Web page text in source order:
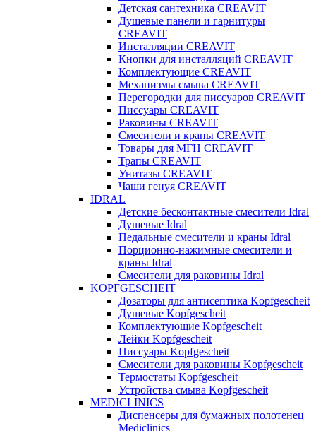
Детская сантехника CREAVIT
Душевые панели и гарнитуры
CREAVIT
Инсталляции CREAVIT
Кнопки для инсталляций CREAVIT
Комплектующие CREAVIT
Механизмы смыва CREAVIT
Перегородки для писсуаров CREAVIT
Писсуары CREAVIT
Раковины CREAVIT
Смесители и краны CREAVIT
Товары для МГН CREAVIT
Трапы CREAVIT
Унитазы CREAVIT
Чаши генуя CREAVIT
IDRAL
Детские бесконтактные смесители Idral
Душевые Idral
Педальные смесители и краны Idral
Порционно-нажимные смесители и
краны Idral
Смеcители для раковины Idral
KOPFGESCHEIT
Дозаторы для антисептика Kopfgescheit
Душевые Kopfgescheit
Комплектующие Kopfgescheit
Лейки Kopfgescheit
Писсуары Kopfgescheit
Смесители для раковины Kopfgescheit
Термостаты Kopfgescheit
Устройства смыва Kopfgescheit
MEDICLINICS
Диспенсеры для бумажных полотенец
Mediclinics